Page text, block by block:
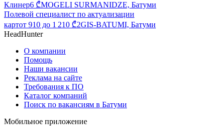
Клинер6 ₾MOGELI SURMANIDZE, Батуми
Полевой специалист по актуализации
картот 910 до 1 210 ₾2GIS-BATUMI, Батуми
HeadHunter
О компании
Помощь
Наши вакансии
Реклама на сайте
Требования к ПО
Каталог компаний
Поиск по вакансиям в Батуми
Мобильное приложение